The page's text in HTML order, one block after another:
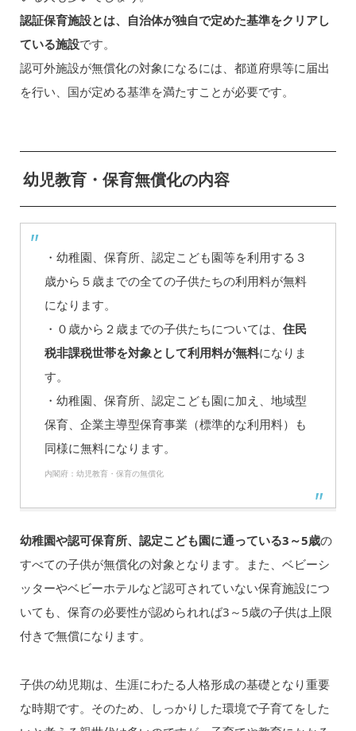
認証保育施設とは、自治体が独自で定めた基準をクリアし
ている施設です。
認可外施設が無償化の対象になるには、都道府県等に届出
を行い、国が定める基準を満たすことが必要です。
幼児教育・保育無償化の内容
・幼稚園、保育所、認定こども園等を利用する３
歳から５歳までの全ての子供たちの利用料が無料
になります。
・０歳から２歳までの子供たちについては、 住民
税非課税世帯を対象として利用料が無料になりま
す。
・幼稚園、保育所、認定こども園に加え、地域型
保育、企業主導型保育事業（標準的な利用料）も
同様に無料になります。
内閣府：幼児教育・保育の無償化
幼稚園や認可保育所、認定こども園に通っている3～5歳の
すべての子供が無償化の対象となります。また、ベビーシ
ッターやベビーホテルなど認可されていない保育施設につ
いても、保育の必要性が認められれば3～5歳の子供は上限
付きで無償になります。
子供の幼児期は、生涯にわたる人格形成の基礎となり重要
な時期です。そのため、しっかりした環境で子育てをした